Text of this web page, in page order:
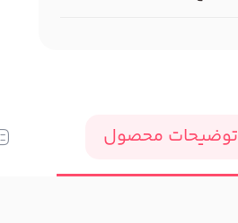
توضیحات محصول